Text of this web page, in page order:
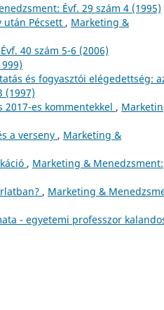
Évf. 29 szám 4 (1995)
után Pécsett , Marketing &
40 szám 5-6 (2006)
és fogyasztói elégedettség:
(1997)
es kommentekkel ,
a verseny , Marketing &
, Marketing & Menedzsment:
, Marketing &
- egyetemi professzor